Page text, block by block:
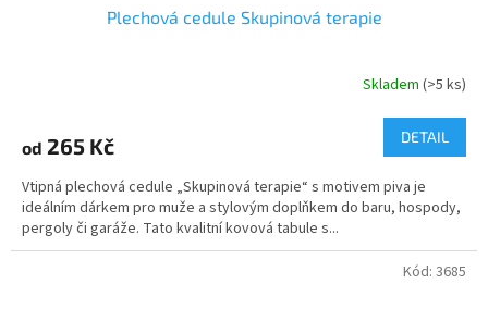
Plechová cedule Skupinová terapie
je
z
5
hvězdiček.
Skladem(>5 ks)
od 265 Kč DETAIL
Vtipná plechová cedule „Skupinová terapie“ s motivem piva je
ideálním dárkem pro muže a stylovým doplňkem do baru, hospody,
pergoly či garáže. Tato kvalitní kovová tabule s...
Kód: 3685